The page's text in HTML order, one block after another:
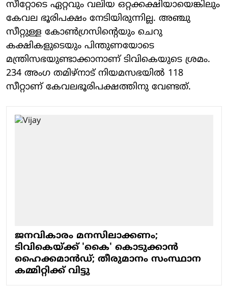
സീറ്റോടെ ഏറ്റവും വലിയ ഒറ്റക്കക്ഷിയായെങ്കിലും
കേവല ഭൂരിപക്ഷം നേടിയിരുന്നില്ല. അഞ്ചു
സീറ്റുള്ള കോൺഗ്രസിന്റെയും ചെറു
കക്ഷികളുടെയും പിന്തുണയോടെ
മന്ത്രിസഭയുണ്ടാക്കാനാണ് ടിവികെയുടെ ശ്രമം.
234 അംഗ തമിഴ്‌നാട് നിയമസഭയിൽ 118
സീറ്റാണ് കേവലഭൂരിപക്ഷത്തിനു വേണ്ടത്.
ജനവികാരം മനസിലാക്കണം;
ടിവികെയ്ക്ക് 'കൈ' കൊടുക്കാൻ
ഹൈക്കമാൻഡ്; തീരുമാനം സംസ്ഥാന
കമ്മിറ്റിക്ക് വിട്ടു